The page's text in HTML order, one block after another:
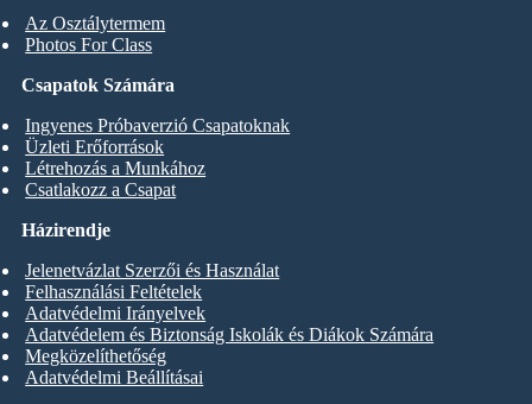
Az Osztálytermem
Photos For Class
Csapatok Számára
Ingyenes Próbaverzió Csapatoknak
Üzleti Erőforrások
Létrehozás a Munkához
Csatlakozz a Csapat
Házirendje
Jelenetvázlat Szerzői és Használat
Felhasználási Feltételek
Adatvédelmi Irányelvek
Adatvédelem és Biztonság Iskolák és Diákok Számára
Megközelíthetőség
Adatvédelmi Beállításai